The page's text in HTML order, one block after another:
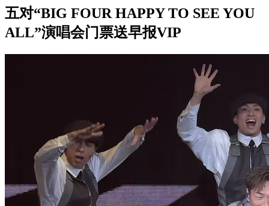
五对“BIG FOUR HAPPY TO SEE YOU
ALL”演唱会门票送早报VIP